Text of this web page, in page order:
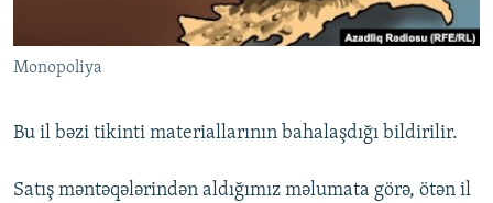
AZADLIQRADIOSU MOBIL TELEFONUNUZDA
BIZIMLƏ ƏLAQƏ
RFE/RL-in bütün saytları
Monopoliya
Bu il bəzi tikinti materiallarının bahalaşdığı bildirilir.
Satış məntəqələrindən aldığımız məlumata görə, ötən il